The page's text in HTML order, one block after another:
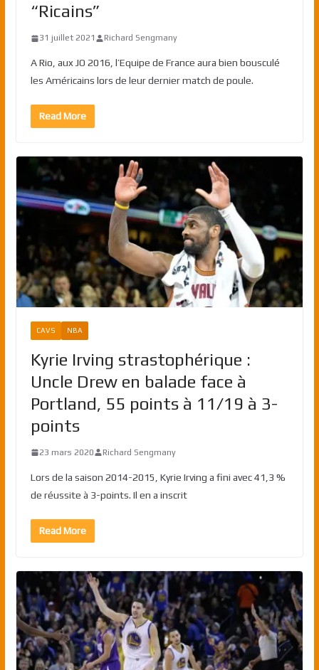
“Ricains”
31 juillet 2021 Richard Sengmany
A Rio, aux JO 2016, l’Equipe de France aura bien bousculé
les Américains lors de leur dernier match de poule.
Read More
CAVS NBA
Kyrie Irving strastophérique :
Uncle Drew en balade face à
Portland, 55 points à 11/19 à 3-
points
23 mars 2020 Richard Sengmany
Lors de la saison 2014-2015, Kyrie Irving a fini avec 41,3 %
de réussite à 3-points. Il en a inscrit
Read More